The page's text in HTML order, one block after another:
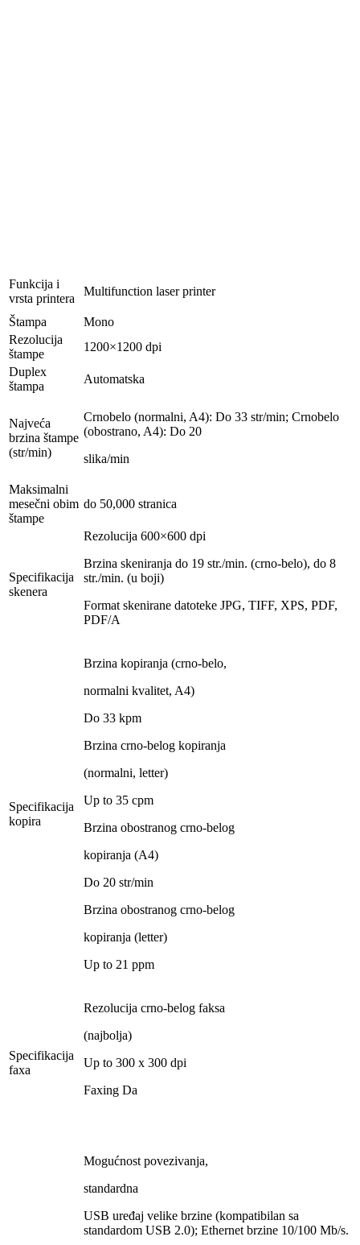
Funkcija i
vrsta printera
Multifunction laser printer
Štampa
Mono
Rezolucija
štampe
1200×1200 dpi
Duplex
štampa
Automatska
Najveća
brzina štampe
(str/min)
Crnobelo (normalni, A4): Do 33 str/min; Crnobelo
(obostrano, A4): Do 20
slika/min
Maksimalni
mesečni obim
štampe
do 50,000 stranica
Specifikacija
skenera
Rezolucija 600×600 dpi
Brzina skeniranja do 19 str./min. (crno-belo), do 8
str./min. (u boji)
Format skenirane datoteke JPG, TIFF, XPS, PDF,
PDF/A
Specifikacija
kopira
Brzina kopiranja (crno-belo,
normalni kvalitet, A4)
Do 33 kpm
Brzina crno-belog kopiranja
(normalni, letter)
Up to 35 cpm
Brzina obostranog crno-belog
kopiranja (A4)
Do 20 str/min
Brzina obostranog crno-belog
kopiranja (letter)
Up to 21 ppm
Specifikacija
faxa
Rezolucija crno-belog faksa
(najbolja)
Up to 300 x 300 dpi
Faxing Da
Mogućnost povezivanja,
standardna
USB uređaj velike brzine (kompatibilan sa
standardom USB 2.0); Ethernet brzine 10/100 Mb/s.